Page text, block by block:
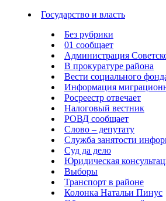
Государство и власть
Без рубрики
01 сообщает
Администрация
В прокуратуре района
Вести социального
Информация
Росреестр отвечает
Налоговый вестник
РОВД сообщает
Слово – депутату
Служба занятости
Суд да дело
Юридическая
Выборы
Транспорт в районе
Колонка Натальи Пинус